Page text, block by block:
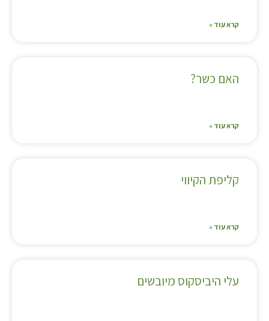
קרא עוד »
האם כשר?
קרא עוד »
קליפת הקיווי
קרא עוד »
עלי היביסקוס מיובשים